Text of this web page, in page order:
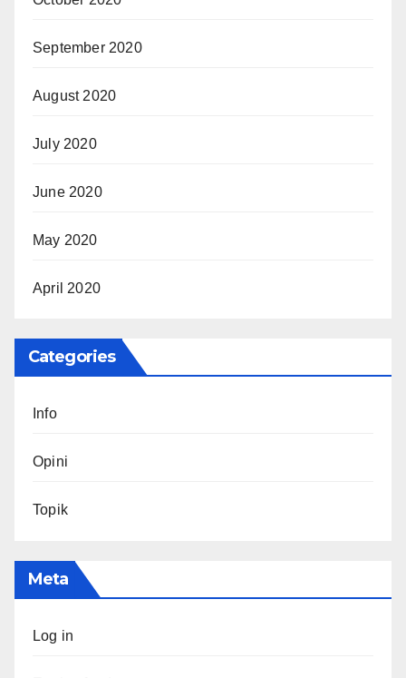
September 2020
August 2020
July 2020
June 2020
May 2020
April 2020
Categories
Info
Opini
Topik
Meta
Log in